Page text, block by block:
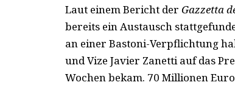
Laut einem Bericht der Gazzetta
bereits ein Austausch
an einer Bastoni-Verpflichtung
und Vize Javier Zanetti auf das
Wochen bekam. 70 Millionen